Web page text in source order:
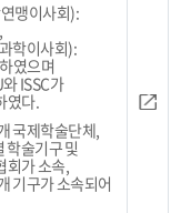
맹이사회):
학이사회):
였으며
ISSC가
였다.
국제학술단체,
학술기구 및
회가 소속,
기구가 소속되어